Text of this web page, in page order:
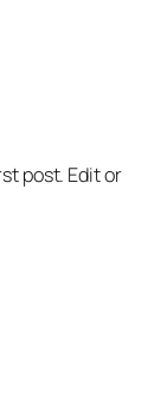
post. Edit or